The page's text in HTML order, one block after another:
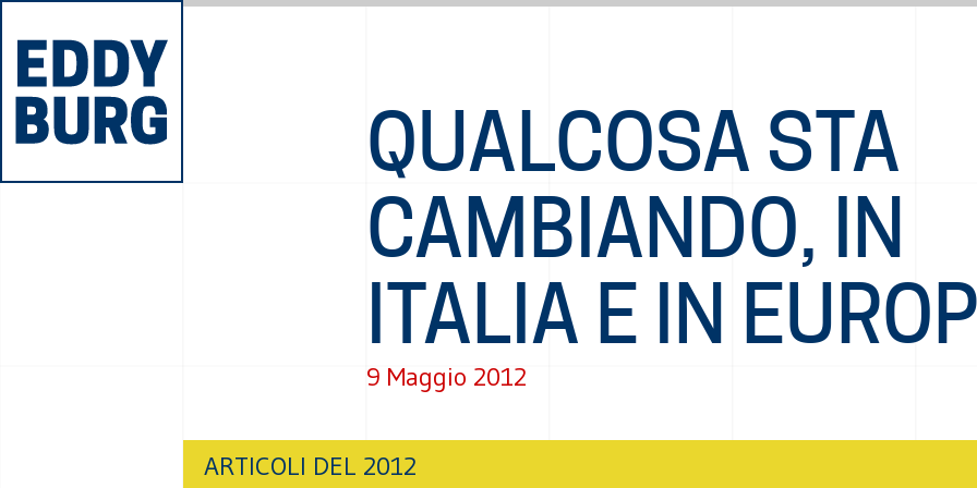
QUALCOSA STA
CAMBIANDO, IN
ITALIA E IN
9 Maggio 2012
ARTICOLI DEL 2012